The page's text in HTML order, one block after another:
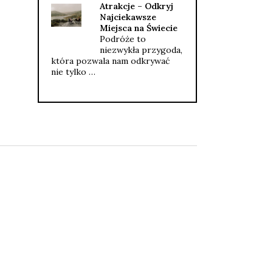
Atrakcje – Odkryj
Najciekawsze
Miejsca na Świecie
Podróże to
niezwykła przygoda,
która pozwala nam odkrywać
nie tylko …